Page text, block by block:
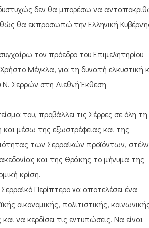
δεν θα μπορέσω να
θα εκπροσωπώ την Ελληνική
τον πρόεδρο του Επιμελητηρίου
Μέγκλα, για τη δυνατή ελκυστική
Ν. Σερρών στη Διεθνή Έκθεση
του, προβάλλει τις Σέρρες σε όλη τη
μέσω της εξωστρέφειας και της
των Σερραϊκών προϊόντων,
και της Θράκης το μήνυμα της
κρίση.
Περίπτερο να αποτελέσει ένα
οικονομικής, πολιτιστικής,
να κερδίσει τις εντυπώσεις. Να είναι